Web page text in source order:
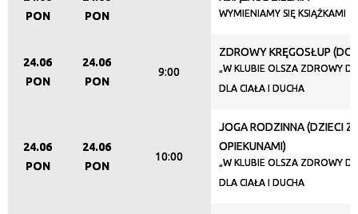
Miejsce
PON
PON
WYMIENIAMY SIĘ KSIĄŻKAMI
24.06
PON
24.06
PON
9:00
ZDROWY KRĘGOSŁUP
„W KLUBIE OLSZA ZDROWY
DLA CIAŁA I DUCHA
24.06
PON
24.06
PON
10:00
JOGA RODZINNA (DZIECI Z
OPIEKUNAMI)
„W KLUBIE OLSZA ZDROWY
DLA CIAŁA I DUCHA